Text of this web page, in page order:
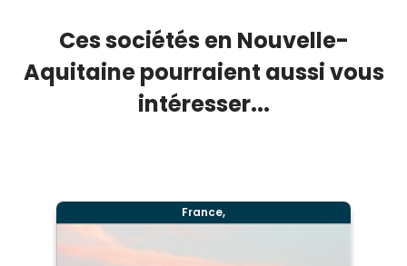
Ces sociétés en Nouvelle-
Aquitaine pourraient aussi vous
intéresser...
France,